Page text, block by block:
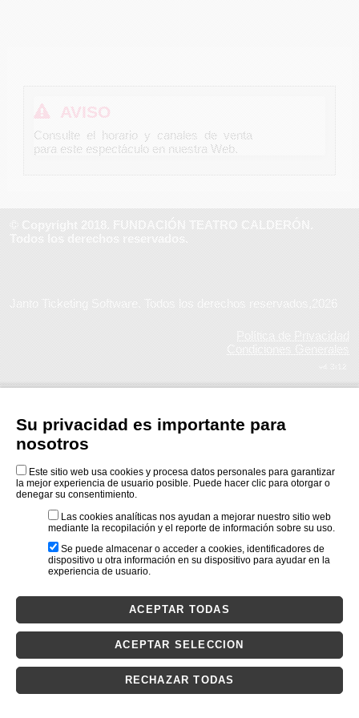
AVISO
Consulte el horario y canales de venta
para este espectáculo en nuestra Web.
© Copyright 2018. FUNDACIÓN TEATRO CALDERÓN.
Todos los derechos reservados.
Janto Ticketing Software. Todos los derechos reservados,2026
Política de Privacidad
Condiciones Generales
v4.3r12
Su privacidad es importante para
nosotros
Este sitio web usa cookies y procesa datos personales para garantizar
la mejor experiencia de usuario posible. Puede hacer clic para otorgar o
denegar su consentimiento.
Las cookies analíticas nos ayudan a mejorar nuestro sitio web
mediante la recopilación y el reporte de información sobre su uso.
Se puede almacenar o acceder a cookies, identificadores de
dispositivo u otra información en su dispositivo para ayudar en la
experiencia de usuario.
ACEPTAR TODAS
ACEPTAR SELECCION
RECHAZAR TODAS